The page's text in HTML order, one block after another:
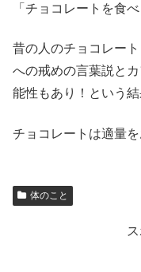
「チョコレートを食
昔の人のチョコレー
への戒めの言葉説と
能性もあり！という結
チョコレートは適量
体のこと